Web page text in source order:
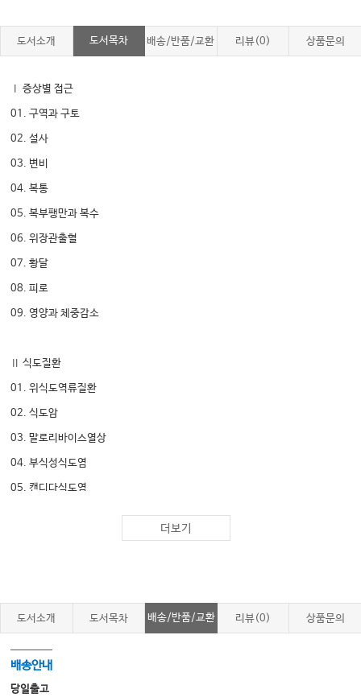
도서소개 도서목차 배송/반품/교환 리뷰(0) 상품문의
Ⅰ 증상별 접근
01. 구역과 구토
02. 설사
03. 변비
04. 복통
05. 복부팽만과 복수
06. 위장관출혈
07. 황달
08. 피로
09. 영양과 체중감소
Ⅱ 식도질환
01. 위식도역류질환
02. 식도암
03. 말로리바이스열상
04. 부식성식도염
05. 캔디다식도염
10. 식도게실
Ⅲ 위장질환
더보기
도서소개 도서목차 배송/반품/교환 리뷰(0) 상품문의
배송안내
당일출고